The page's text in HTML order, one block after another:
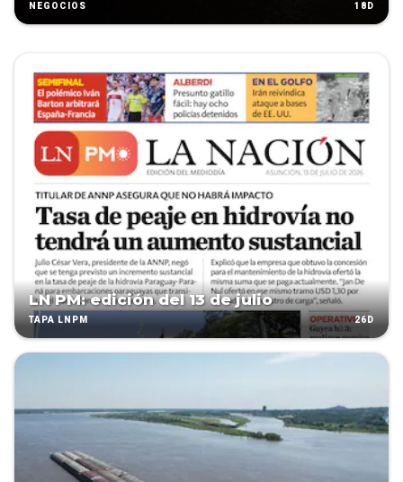
NEGOCIOS 18D
LN PM: edición del 13 de julio
TAPA LNPM 26D